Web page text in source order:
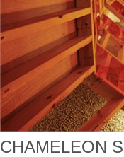
CHAMELEON